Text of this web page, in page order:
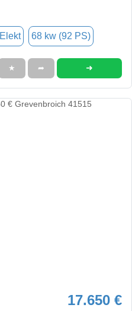
68 kw (92 PS)
★ ➦ ➜
17.650 €